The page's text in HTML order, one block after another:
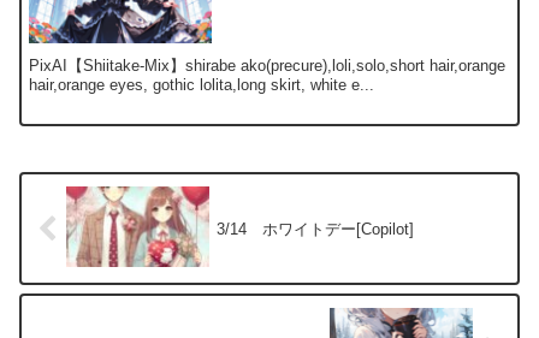
PixAI【Shiitake-Mix】shirabe ako(precure),loli,solo,short hair,orange
hair,orange eyes, gothic lolita,long skirt, white e...
3/14 ホワイトデー[Copilot]